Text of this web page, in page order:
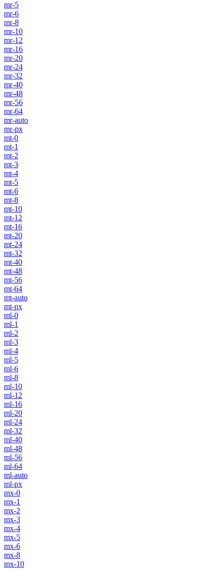
mr-5
mr-6
mr-8
mr-10
mr-12
mr-16
mr-20
mr-24
mr-32
mr-40
mr-48
mr-56
mr-64
mr-auto
mr-px
mt-0
mt-1
mt-2
mt-3
mt-4
mt-5
mt-6
mt-8
mt-10
mt-12
mt-16
mt-20
mt-24
mt-32
mt-40
mt-48
mt-56
mt-64
mt-auto
mt-px
ml-0
ml-1
ml-2
ml-3
ml-4
ml-5
ml-6
ml-8
ml-10
ml-12
ml-16
ml-20
ml-24
ml-32
ml-40
ml-48
ml-56
ml-64
ml-auto
ml-px
mx-0
mx-1
mx-2
mx-3
mx-4
mx-5
mx-6
mx-8
mx-10